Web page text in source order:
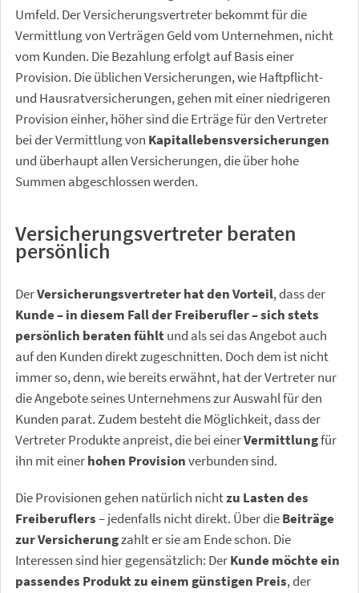
Umfeld. Der Versicherungsvertreter bekommt für die
Vermittlung von Verträgen Geld vom Unternehmen, nicht
vom Kunden. Die Bezahlung erfolgt auf Basis einer
Provision. Die üblichen Versicherungen, wie Haftpflicht-
und Hausratversicherungen, gehen mit einer niedrigeren
Provision einher, höher sind die Erträge für den Vertreter
bei der Vermittlung von Kapitallebensversicherungen
und überhaupt allen Versicherungen, die über hohe
Summen abgeschlossen werden.
Versicherungsvertreter beraten
persönlich
DerVersicherungsvertreter hat den Vorteil, dass der
Kunde – in diesem Fall der Freiberufler – sich stets
persönlich beraten fühlt und als sei das Angebot auch
auf den Kunden direkt zugeschnitten. Doch dem ist nicht
immer so, denn, wie bereits erwähnt, hat der Vertreter nur
die Angebote seines Unternehmens zur Auswahl für den
Kunden parat. Zudem besteht die Möglichkeit, dass der
Vertreter Produkte anpreist, die bei einerVermittlungfür
ihn mit einerhohen Provisionverbunden sind.
Die Provisionen gehen natürlich nichtzu Lasten des
Freiberuflers– jedenfalls nicht direkt. Über dieBeiträge
zur Versicherungzahlt er sie am Ende schon. Die
Interessen sind hier gegensätzlich: DerKunde möchte ein
passendes Produkt zu einem günstigen Preis, der